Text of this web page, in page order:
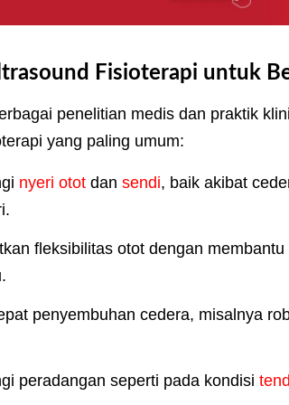
Fisioterapi untuk
penelitian medis dan praktik
yang paling umum:
nyeri otot dan sendi, baik akibat
fleksibilitas otot dengan
penyembuhan cedera, misalnya
peradangan seperti pada kondisi